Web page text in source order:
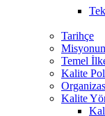
Tarihçe
Temel
Kalite
Kalite